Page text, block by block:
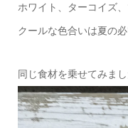
ホワイト、ターコイズ
クールな色合いは夏の必
同じ食材を乗せてみまし